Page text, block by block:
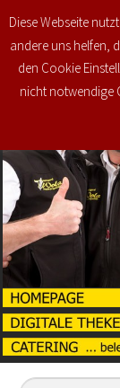
Diese Webseite
andere uns helfen,
den Cookie
nicht notwendige